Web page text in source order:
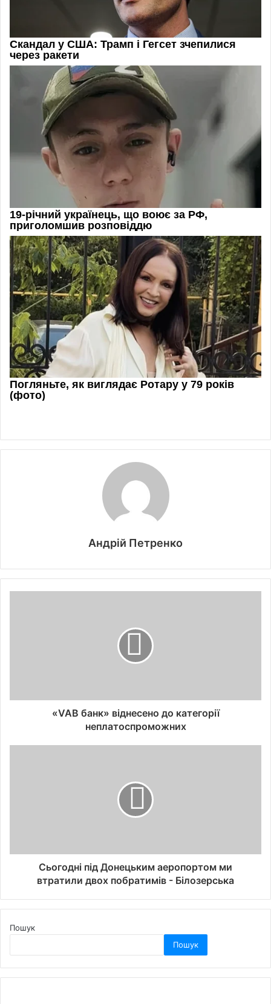
Андрій Петренко
«VAB банк» віднесено до категорії
неплатоспроможних
Сьогодні під Донецьким аеропортом ми
втратили двох побратимів - Білозерська
Пошук
Пошук